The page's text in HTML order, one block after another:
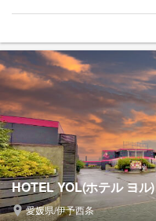
HOTEL YOL(ホテル ヨル)
愛媛県/伊予西条